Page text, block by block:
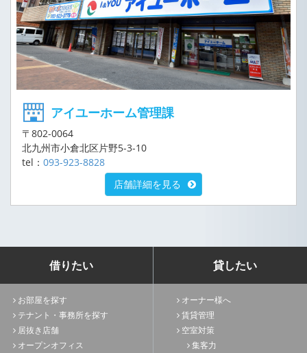
アイユーホーム管理課
〒802-0064
北九州市小倉北区片野5-3-10
tel： 093-923-8828
店舗詳細を見る
借りたい
お部屋を探す
テナント・事務所を探す
居抜き店舗
オープンオフィス
貸したい
オーナー様へ
賃貸管理
空室対策
集客力